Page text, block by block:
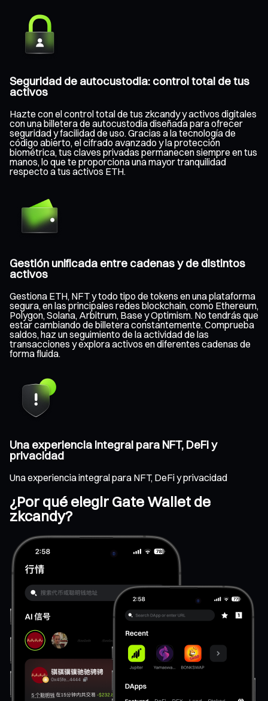
Seguridad de autocustodia: control total de tus
activos
Hazte con el control total de tus zkcandy y activos digitales
con una billetera de autocustodia diseñada para ofrecer
seguridad y facilidad de uso. Gracias a la tecnología de
código abierto, el cifrado avanzado y la protección
biométrica, tus claves privadas permanecen siempre en tus
manos, lo que te proporciona una mayor tranquilidad
respecto a tus activos ETH.
Gestión unificada entre cadenas y de distintos
activos
Gestiona ETH, NFT y todo tipo de tokens en una plataforma
segura, en las principales redes blockchain, como Ethereum,
Polygon, Solana, Arbitrum, Base y Optimism. No tendrás que
estar cambiando de billetera constantemente. Comprueba
saldos, haz un seguimiento de la actividad de las
transacciones y explora activos en diferentes cadenas de
forma fluida.
Una experiencia integral para NFT, DeFi y
privacidad
Una experiencia integral para NFT, DeFi y privacidad
¿Por qué elegir Gate Wallet de
zkcandy?